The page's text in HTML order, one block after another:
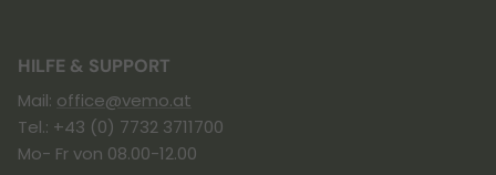
HILFE & SUPPORT
Mail: office@vemo.at
Tel.: +43 (0) 7732 3711700
Mo- Fr von 08.00-12.00